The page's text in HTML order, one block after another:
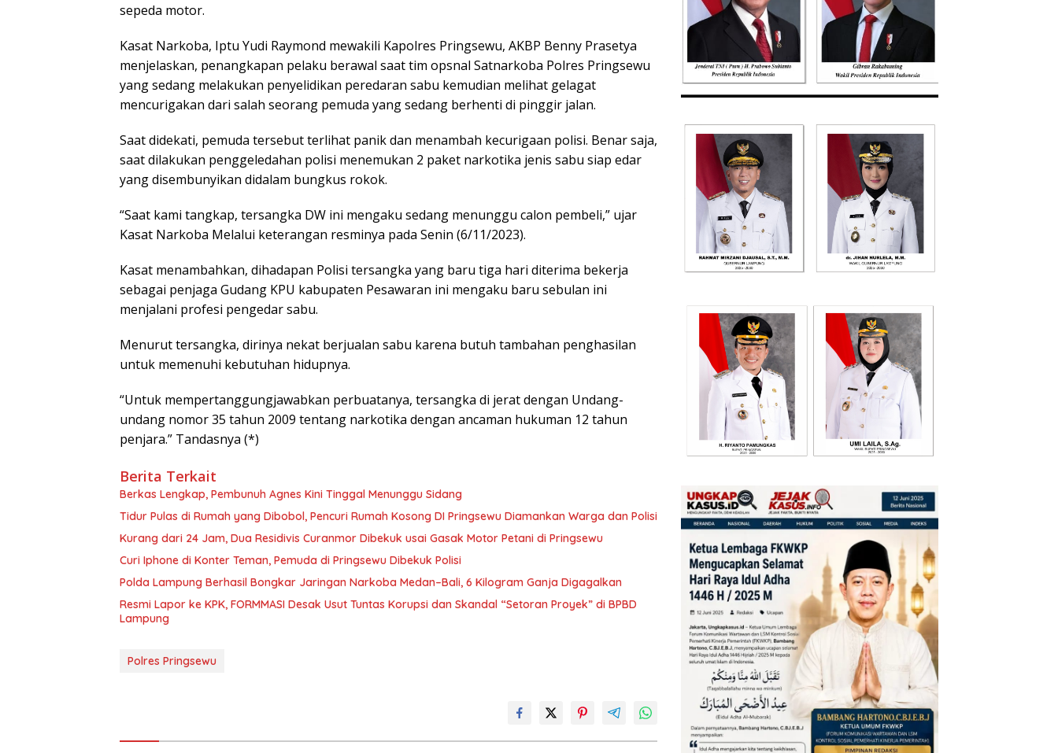
sepeda motor.
Kasat Narkoba, Iptu Yudi Raymond mewakili Kapolres Pringsewu, AKBP Benny Prasetya
menjelaskan, penangkapan pelaku berawal saat tim opsnal Satnarkoba Polres Pringsewu
yang sedang melakukan penyelidikan peredaran sabu kemudian melihat gelagat
mencurigakan dari salah seorang pemuda yang sedang berhenti di pinggir jalan.
Saat didekati, pemuda tersebut terlihat panik dan menambah kecurigaan polisi. Benar saja,
saat dilakukan penggeledahan polisi menemukan 2 paket narkotika jenis sabu siap edar
yang disembunyikan didalam bungkus rokok.
“Saat kami tangkap, tersangka DW ini mengaku sedang menunggu calon pembeli,” ujar
Kasat Narkoba Melalui keterangan resminya pada Senin (6/11/2023).
Kasat menambahkan, dihadapan Polisi tersangka yang baru tiga hari diterima bekerja
sebagai penjaga Gudang KPU kabupaten Pesawaran ini mengaku baru sebulan ini
menjalani profesi pengedar sabu.
Menurut tersangka, dirinya nekat berjualan sabu karena butuh tambahan penghasilan
untuk memenuhi kebutuhan hidupnya.
“Untuk mempertanggungjawabkan perbuatanya, tersangka di jerat dengan Undang-
undang nomor 35 tahun 2009 tentang narkotika dengan ancaman hukuman 12 tahun
penjara.” Tandasnya (*)
Berita Terkait
Berkas Lengkap, Pembunuh Agnes Kini Tinggal Menunggu Sidang
Tidur Pulas di Rumah yang Dibobol, Pencuri Rumah Kosong DI Pringsewu Diamankan Warga dan Polisi
Kurang dari 24 Jam, Dua Residivis Curanmor Dibekuk usai Gasak Motor Petani di Pringsewu
Curi Iphone di Konter Teman, Pemuda di Pringsewu Dibekuk Polisi
Polda Lampung Berhasil Bongkar Jaringan Narkoba Medan–Bali, 6 Kilogram Ganja Digagalkan
Resmi Lapor ke KPK, FORMMASI Desak Usut Tuntas Korupsi dan Skandal “Setoran Proyek” di BPBD
Lampung
Polres Pringsewu